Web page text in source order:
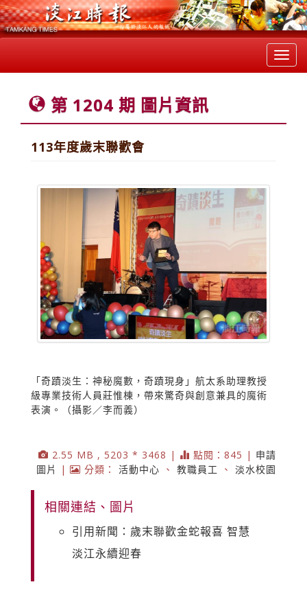
第 1204 期 圖片資訊
113年度歲末聯歡會
「奇蹟淡生：神秘魔數，奇蹟現身」航太系助理教授
級專業技術人員莊惟棟，帶來驚奇與創意兼具的魔術
表演。（攝影／李而義）
2.55 MB , 5203 * 3468 | 點閱：845 | 申請
圖片
| 分類： 活動中心 、 教職員工 、 淡水校園
相關連結、圖片
引用新聞：歲末聯歡金蛇報喜 智慧
淡江永續迎春